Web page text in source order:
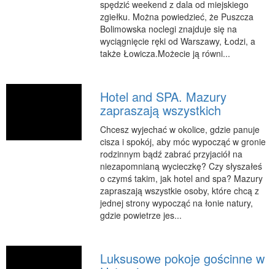
Dietetyka, Odchudzanie
Salony Kosmetyczne
Oprogramowanie
KONTAKT
spędzić weekend z dala od miejskiego
zgiełku. Można powiedzieć, że Puszcza
Bolimowska noclegi znajduje się na
wyciągnięcie ręki od Warszawy, Łodzi, a
także Łowicza.Możecie ją równi...
Hotel and SPA. Mazury
zapraszają wszystkich
Chcesz wyjechać w okolice, gdzie panuje
cisza i spokój, aby móc wypocząć w gronie
rodzinnym bądź zabrać przyjaciół na
niezapomnianą wycieczkę? Czy słyszałeś
o czymś takim, jak hotel and spa? Mazury
zapraszają wszystkie osoby, które chcą z
jednej strony wypocząć na łonie natury,
gdzie powietrze jes...
Luksusowe pokoje gościnne w